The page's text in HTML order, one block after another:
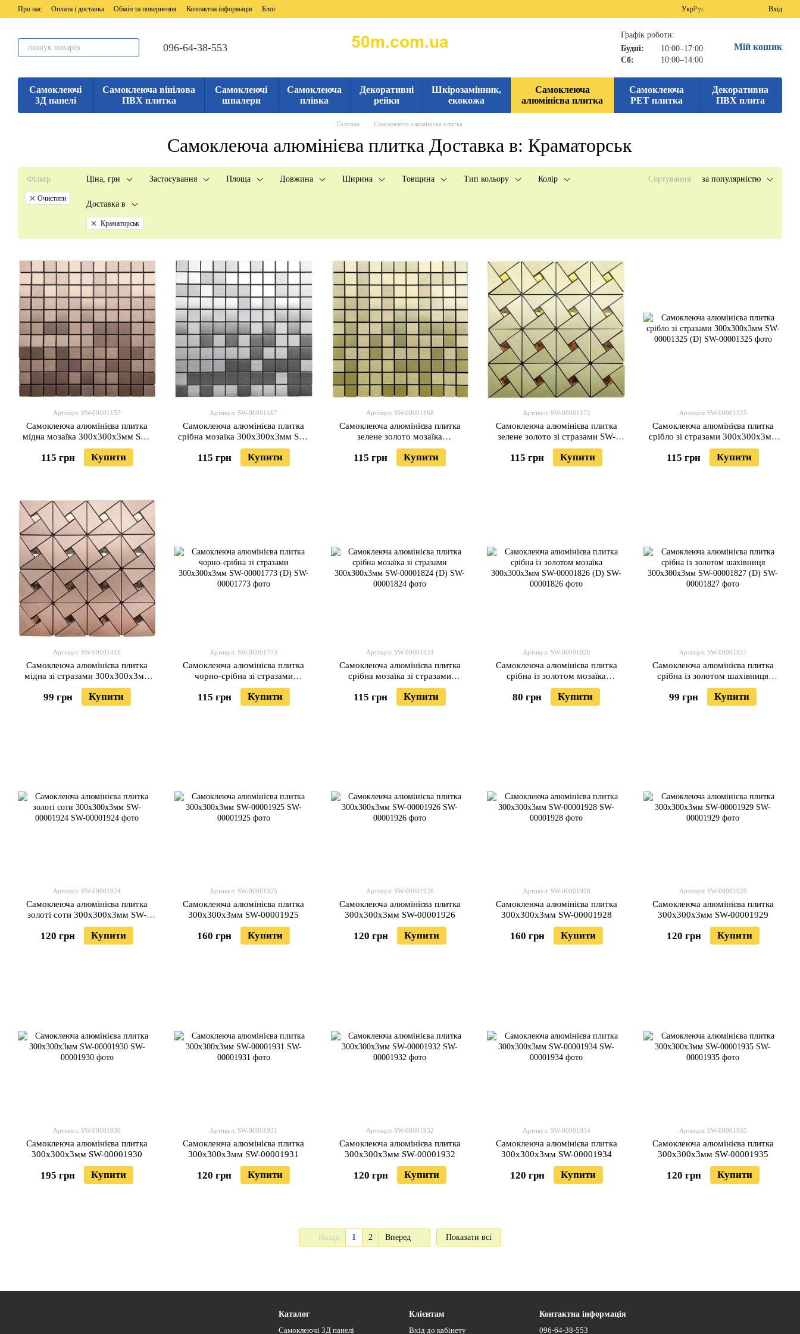
Перейти до основного контенту
Про нас Оплата і доставка Обмін та повернення Контактна інформація Блог УкрРус Вхід
096-64-38-553
Графік роботи:
Будні:
10:00–17:00
Сб:
10:00–14:00
Мій кошик
Самоклеючі
3Д панелі
Самоклеюча вінілова
ПВХ плитка
Самоклеючі
шпалери
Самоклеюча
плівка
Декоративні
рейки
Шкірозамінник,
екокожа
Самоклеюча
алюмінієва плитка
Самоклеюча
PET плитка
Декоративна
ПВХ плита
Головна Самоклеюча алюмінієва плитка
Самоклеюча алюмінієва плитка Доставка в: Краматорськ
Фільтр
Очистити
Ціна, грн Застосування Площа Довжина Ширина Товщина Тип кольору Колір
Доставка в
Краматорськ
Сортування: за популярністю
Артикул: SW-00001157
Самоклеюча алюмінієва плитка
мідна мозаїка 300х300х3мм SW-
00001157
115 грн Купити
Артикул: SW-00001167
Самоклеюча алюмінієва плитка
срібна мозаїка 300х300х3мм SW-
00001167 (D)
115 грн Купити
Артикул: SW-00001168
Самоклеюча алюмінієва плитка
зелене золото мозаїка
300х300х3мм SW-00001168 (D)
115 грн Купити
Артикул: SW-00001172
Самоклеюча алюмінієва плитка
зелене золото зі стразами SW-
00001172 (D)
115 грн Купити
Артикул: SW-00001325
Самоклеюча алюмінієва плитка
срібло зі стразами 300х300х3мм
SW-00001325 (D)
115 грн Купити
Артикул: SW-00001416
Самоклеюча алюмінієва плитка
мідна зі стразами 300х300х3мм
SW-00001416 (D)
99 грн Купити
Артикул: SW-00001773
Самоклеюча алюмінієва плитка
чорно-срібна зі стразами
300х300х3мм SW-00001773 (D)
115 грн Купити
Артикул: SW-00001824
Самоклеюча алюмінієва плитка
срібна мозаїка зі стразами
300х300х3мм SW-00001824 (D)
115 грн Купити
Артикул: SW-00001826
Самоклеюча алюмінієва плитка
срібна із золотом мозаїка
300х300х3мм SW-00001826 (D)
80 грн Купити
Артикул: SW-00001827
Самоклеюча алюмінієва плитка
срібна із золотом шахівниця
300х300х3мм SW-00001827 (D)
99 грн Купити
Артикул: SW-00001924
Самоклеюча алюмінієва плитка
золоті соти 300х300х3мм SW-
00001924
120 грн Купити
Артикул: SW-00001925
Самоклеюча алюмінієва плитка
300х300х3мм SW-00001925
160 грн Купити
Артикул: SW-00001926
Самоклеюча алюмінієва плитка
300х300х3мм SW-00001926
120 грн Купити
Артикул: SW-00001928
Самоклеюча алюмінієва плитка
300х300х3мм SW-00001928
160 грн Купити
Артикул: SW-00001929
Самоклеюча алюмінієва плитка
300х300х3мм SW-00001929
120 грн Купити
Артикул: SW-00001930
Самоклеюча алюмінієва плитка
300х300х3мм SW-00001930
195 грн Купити
Артикул: SW-00001931
Самоклеюча алюмінієва плитка
300х300х3мм SW-00001931
120 грн Купити
Артикул: SW-00001932
Самоклеюча алюмінієва плитка
300х300х3мм SW-00001932
120 грн Купити
Артикул: SW-00001934
Самоклеюча алюмінієва плитка
300х300х3мм SW-00001934
120 грн Купити
Артикул: SW-00001935
Самоклеюча алюмінієва плитка
300х300х3мм SW-00001935
120 грн Купити
Назад 1 2 Вперед Показати всі
Каталог
Самоклеючі 3Д панелі
Клієнтам
Вхід до кабінету
Контактна інформація
096-64-38-553